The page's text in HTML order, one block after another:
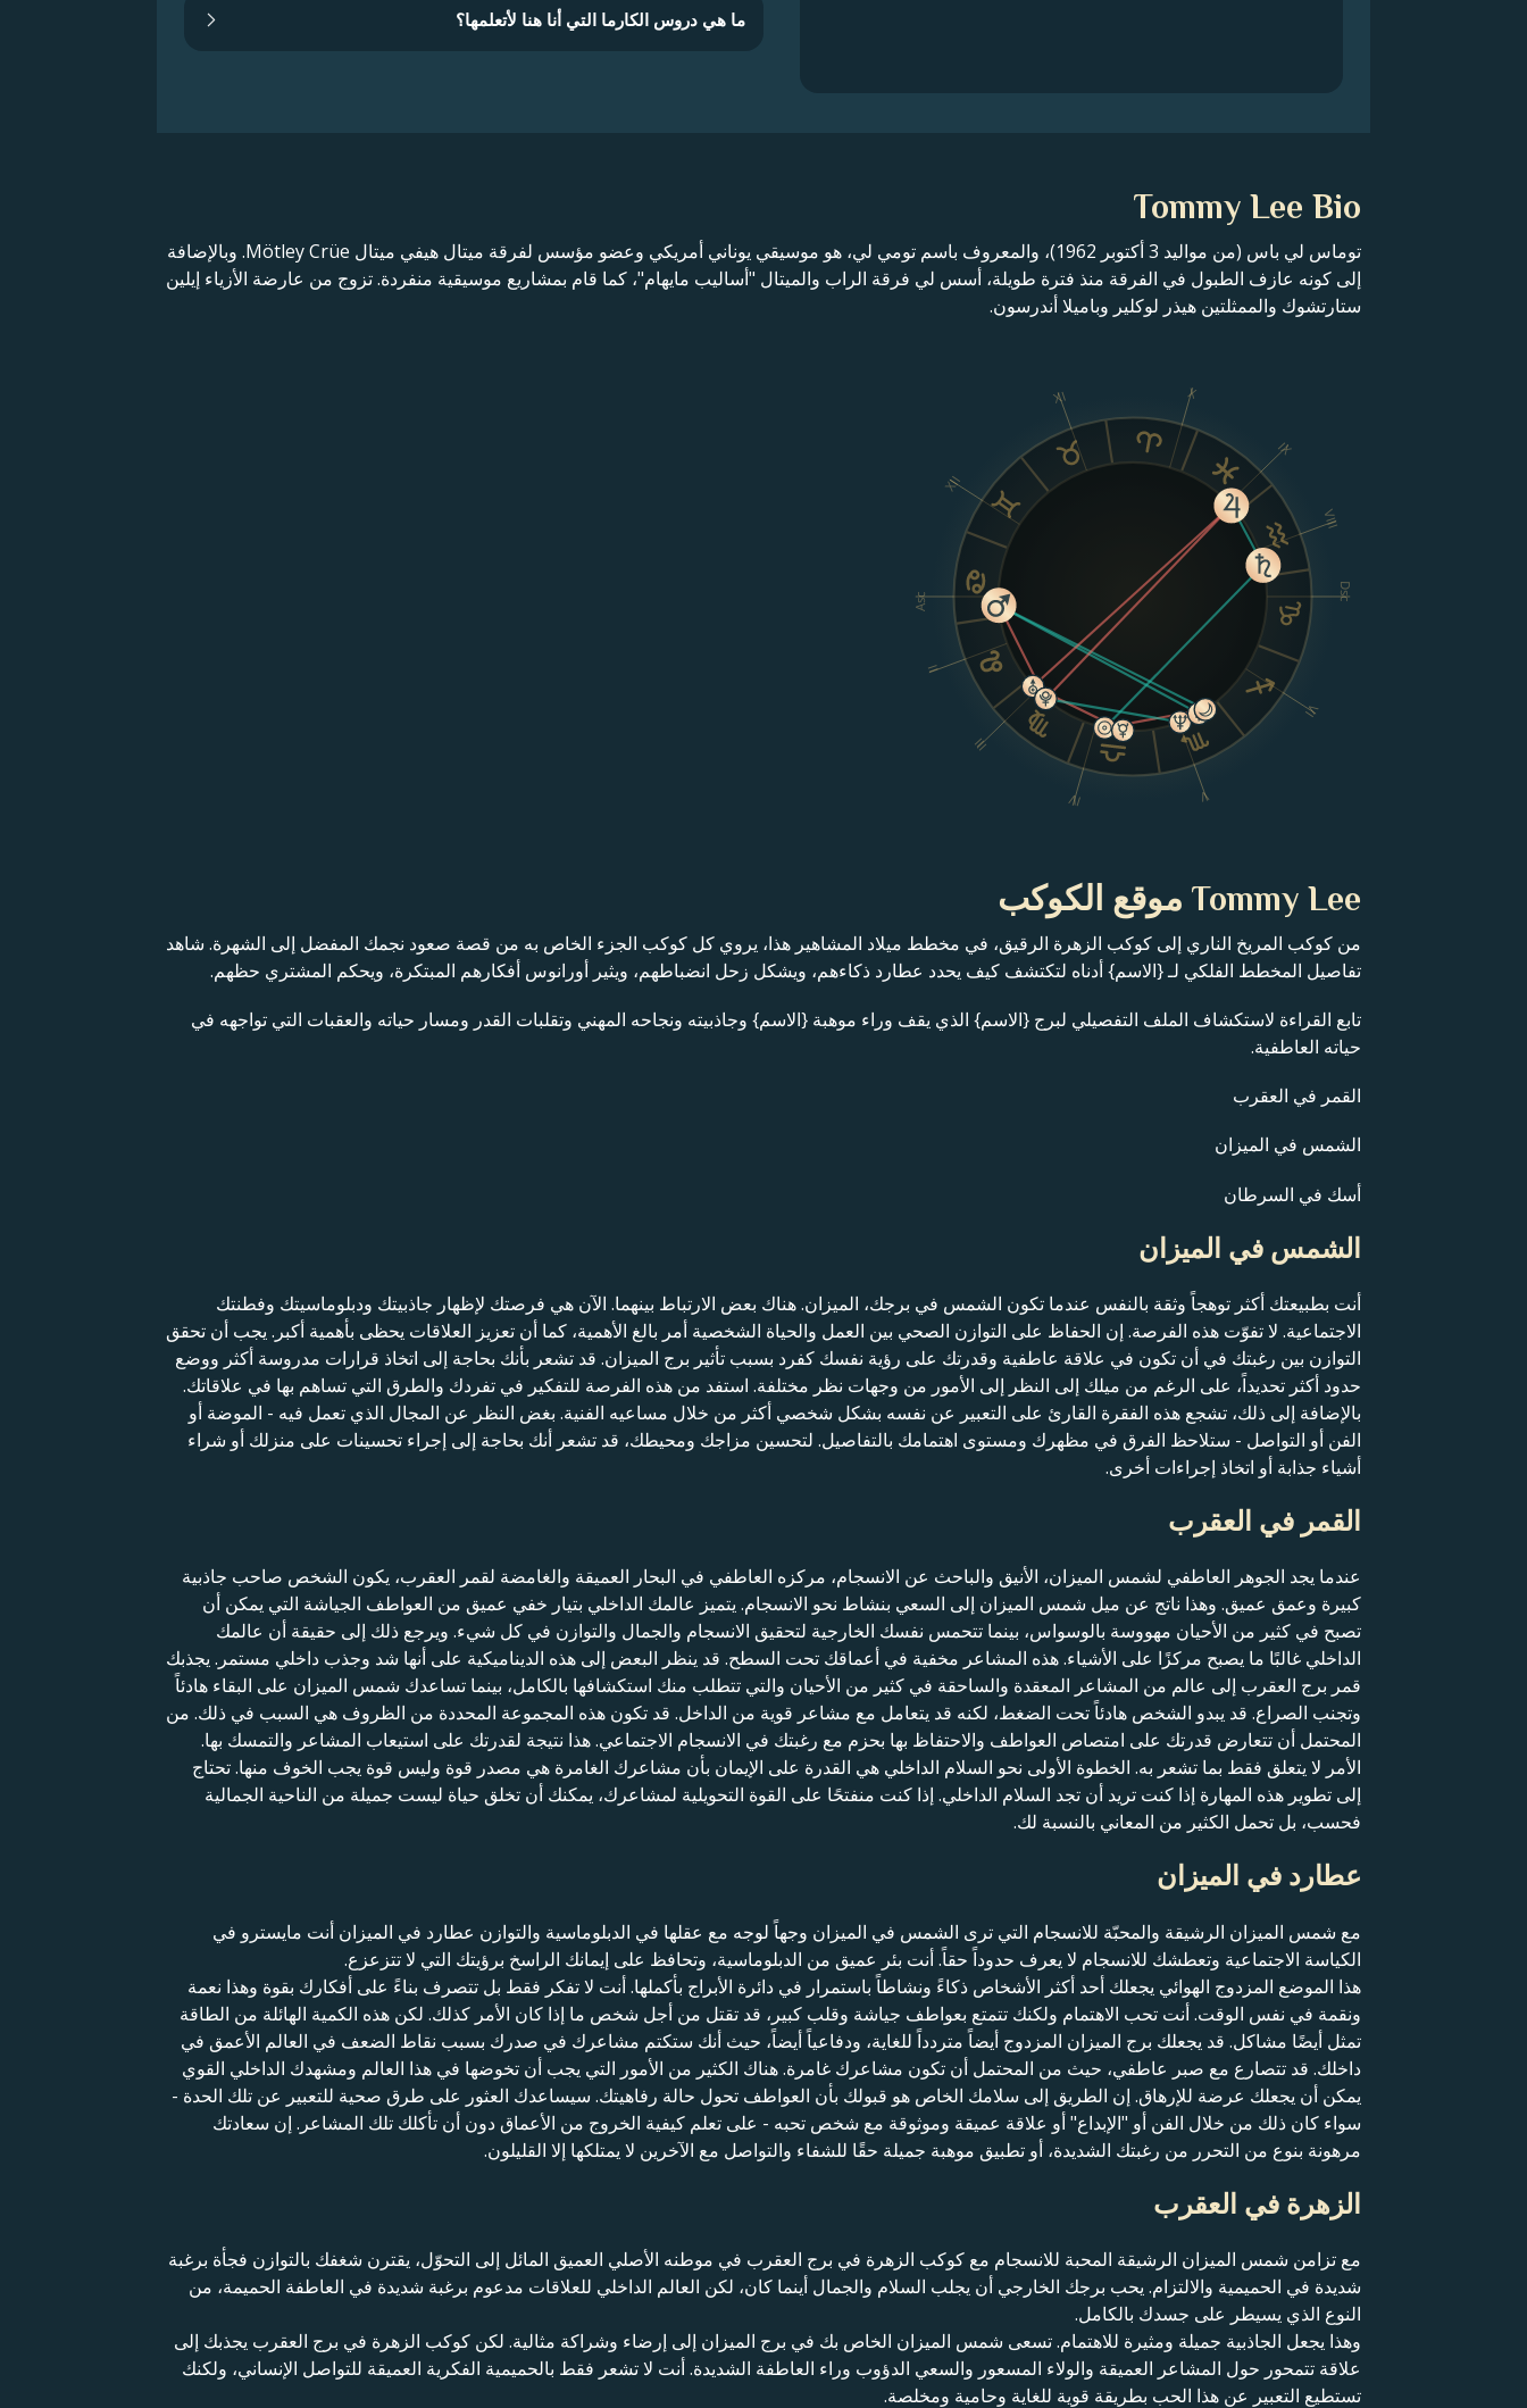
ما هي دروس الكارما التي أنا هنا لأتعلمها؟
Tommy Lee Bio
توماس لي باس (من مواليد 3 أكتوبر 1962)، والمعروف باسم تومي لي، هو موسيقي يوناني أمريكي وعضو مؤسس لفرقة ميتال هيفي ميتال Mötley Crüe. وبالإضافة
إلى كونه عازف الطبول في الفرقة منذ فترة طويلة، أسس لي فرقة الراب والميتال "أساليب مايهام"، كما قام بمشاريع موسيقية منفردة. تزوج من عارضة الأزياء إيلين
ستارتشوك والممثلتين هيذر لوكلير وباميلا أندرسون.
Asc
II
III
IV V
VI
Dsc
VIII
IX
X
XI
XII
Tommy Lee موقع الكوكب
من كوكب المريخ الناري إلى كوكب الزهرة الرقيق، في مخطط ميلاد المشاهير هذا، يروي كل كوكب الجزء الخاص به من قصة صعود نجمك المفضل إلى الشهرة. شاهد
تفاصيل المخطط الفلكي لـ {الاسم} أدناه لتكتشف كيف يحدد عطارد ذكاءهم، ويشكل زحل انضباطهم، ويثير أورانوس أفكارهم المبتكرة، ويحكم المشتري حظهم.
تابع القراءة لاستكشاف الملف التفصيلي لبرج {الاسم} الذي يقف وراء موهبة {الاسم} وجاذبيته ونجاحه المهني وتقلبات القدر ومسار حياته والعقبات التي تواجهه في
حياته العاطفية.
القمر في العقرب
الشمس في الميزان
أسك في السرطان
الشمس في الميزان
أنت بطبيعتك أكثر توهجاً وثقة بالنفس عندما تكون الشمس في برجك، الميزان. هناك بعض الارتباط بينهما. الآن هي فرصتك لإظهار جاذبيتك ودبلوماسيتك وفطنتك
الاجتماعية. لا تفوّت هذه الفرصة. إن الحفاظ على التوازن الصحي بين العمل والحياة الشخصية أمر بالغ الأهمية، كما أن تعزيز العلاقات يحظى بأهمية أكبر. يجب أن تحقق
التوازن بين رغبتك في أن تكون في علاقة عاطفية وقدرتك على رؤية نفسك كفرد بسبب تأثير برج الميزان. قد تشعر بأنك بحاجة إلى اتخاذ قرارات مدروسة أكثر ووضع
حدود أكثر تحديداً، على الرغم من ميلك إلى النظر إلى الأمور من وجهات نظر مختلفة. استفد من هذه الفرصة للتفكير في تفردك والطرق التي تساهم بها في علاقاتك.
بالإضافة إلى ذلك، تشجع هذه الفقرة القارئ على التعبير عن نفسه بشكل شخصي أكثر من خلال مساعيه الفنية. بغض النظر عن المجال الذي تعمل فيه - الموضة أو
الفن أو التواصل - ستلاحظ الفرق في مظهرك ومستوى اهتمامك بالتفاصيل. لتحسين مزاجك ومحيطك، قد تشعر أنك بحاجة إلى إجراء تحسينات على منزلك أو شراء
أشياء جذابة أو اتخاذ إجراءات أخرى.
القمر في العقرب
عندما يجد الجوهر العاطفي لشمس الميزان، الأنيق والباحث عن الانسجام، مركزه العاطفي في البحار العميقة والغامضة لقمر العقرب، يكون الشخص صاحب جاذبية
كبيرة وعمق عميق. وهذا ناتج عن ميل شمس الميزان إلى السعي بنشاط نحو الانسجام. يتميز عالمك الداخلي بتيار خفي عميق من العواطف الجياشة التي يمكن أن
تصبح في كثير من الأحيان مهووسة بالوسواس، بينما تتحمس نفسك الخارجية لتحقيق الانسجام والجمال والتوازن في كل شيء. ويرجع ذلك إلى حقيقة أن عالمك
الداخلي غالبًا ما يصبح مركزًا على الأشياء. هذه المشاعر مخفية في أعماقك تحت السطح. قد ينظر البعض إلى هذه الديناميكية على أنها شد وجذب داخلي مستمر. يجذبك
قمر برج العقرب إلى عالم من المشاعر المعقدة والساحقة في كثير من الأحيان والتي تتطلب منك استكشافها بالكامل، بينما تساعدك شمس الميزان على البقاء هادئاً
وتجنب الصراع. قد يبدو الشخص هادئاً تحت الضغط، لكنه قد يتعامل مع مشاعر قوية من الداخل. قد تكون هذه المجموعة المحددة من الظروف هي السبب في ذلك. من
المحتمل أن تتعارض قدرتك على امتصاص العواطف والاحتفاظ بها بحزم مع رغبتك في الانسجام الاجتماعي. هذا نتيجة لقدرتك على استيعاب المشاعر والتمسك بها.
الأمر لا يتعلق فقط بما تشعر به. الخطوة الأولى نحو السلام الداخلي هي القدرة على الإيمان بأن مشاعرك الغامرة هي مصدر قوة وليس قوة يجب الخوف منها. تحتاج
إلى تطوير هذه المهارة إذا كنت تريد أن تجد السلام الداخلي. إذا كنت منفتحًا على القوة التحويلية لمشاعرك، يمكنك أن تخلق حياة ليست جميلة من الناحية الجمالية
فحسب، بل تحمل الكثير من المعاني بالنسبة لك.
عطارد في الميزان
مع شمس الميزان الرشيقة والمحبّة للانسجام التي ترى الشمس في الميزان وجهاً لوجه مع عقلها في الدبلوماسية والتوازن عطارد في الميزان أنت مايسترو في
الكياسة الاجتماعية وتعطشك للانسجام لا يعرف حدوداً حقاً. أنت بئر عميق من الدبلوماسية، وتحافظ على إيمانك الراسخ برؤيتك التي لا تتزعزع.
هذا الموضع المزدوج الهوائي يجعلك أحد أكثر الأشخاص ذكاءً ونشاطاً باستمرار في دائرة الأبراج بأكملها. أنت لا تفكر فقط بل تتصرف بناءً على أفكارك بقوة وهذا نعمة
ونقمة في نفس الوقت. أنت تحب الاهتمام ولكنك تتمتع بعواطف جياشة وقلب كبير، قد تقتل من أجل شخص ما إذا كان الأمر كذلك. لكن هذه الكمية الهائلة من الطاقة
تمثل أيضًا مشاكل. قد يجعلك برج الميزان المزدوج أيضاً متردداً للغاية، ودفاعياً أيضاً، حيث أنك ستكتم مشاعرك في صدرك بسبب نقاط الضعف في العالم الأعمق في
داخلك. قد تتصارع مع صبر عاطفي، حيث من المحتمل أن تكون مشاعرك غامرة. هناك الكثير من الأمور التي يجب أن تخوضها في هذا العالم ومشهدك الداخلي القوي
يمكن أن يجعلك عرضة للإرهاق. إن الطريق إلى سلامك الخاص هو قبولك بأن العواطف تحول حالة رفاهيتك. سيساعدك العثور على طرق صحية للتعبير عن تلك الحدة -
سواء كان ذلك من خلال الفن أو "الإبداع" أو علاقة عميقة وموثوقة مع شخص تحبه - على تعلم كيفية الخروج من الأعماق دون أن تأكلك تلك المشاعر. إن سعادتك
مرهونة بنوع من التحرر من رغبتك الشديدة، أو تطبيق موهبة جميلة حقًا للشفاء والتواصل مع الآخرين لا يمتلكها إلا القليلون.
الزهرة في العقرب
مع تزامن شمس الميزان الرشيقة المحبة للانسجام مع كوكب الزهرة في برج العقرب في موطنه الأصلي العميق المائل إلى التحوّل، يقترن شغفك بالتوازن فجأة برغبة
شديدة في الحميمية والالتزام. يحب برجك الخارجي أن يجلب السلام والجمال أينما كان، لكن العالم الداخلي للعلاقات مدعوم برغبة شديدة في العاطفة الحميمة، من
النوع الذي يسيطر على جسدك بالكامل.
وهذا يجعل الجاذبية جميلة ومثيرة للاهتمام. تسعى شمس الميزان الخاص بك في برج الميزان إلى إرضاء وشراكة مثالية. لكن كوكب الزهرة في برج العقرب يجذبك إلى
علاقة تتمحور حول المشاعر العميقة والولاء المسعور والسعي الدؤوب وراء العاطفة الشديدة. أنت لا تشعر فقط بالحميمية الفكرية العميقة للتواصل الإنساني، ولكنك
تستطيع التعبير عن هذا الحب بطريقة قوية للغاية وحامية ومخلصة.